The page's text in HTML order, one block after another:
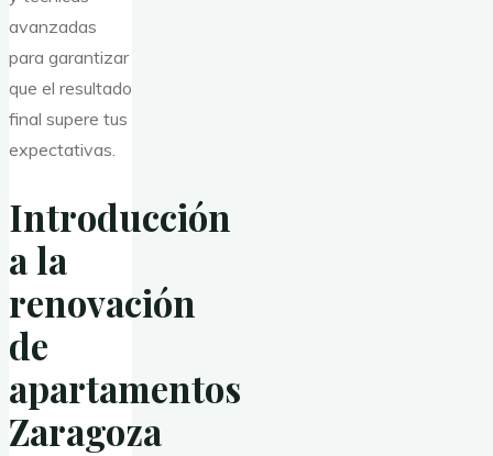
avanzadas
para garantizar
que el resultado
final supere tus
expectativas.
Introducción
a la
renovación
de
apartamentos
Zaragoza